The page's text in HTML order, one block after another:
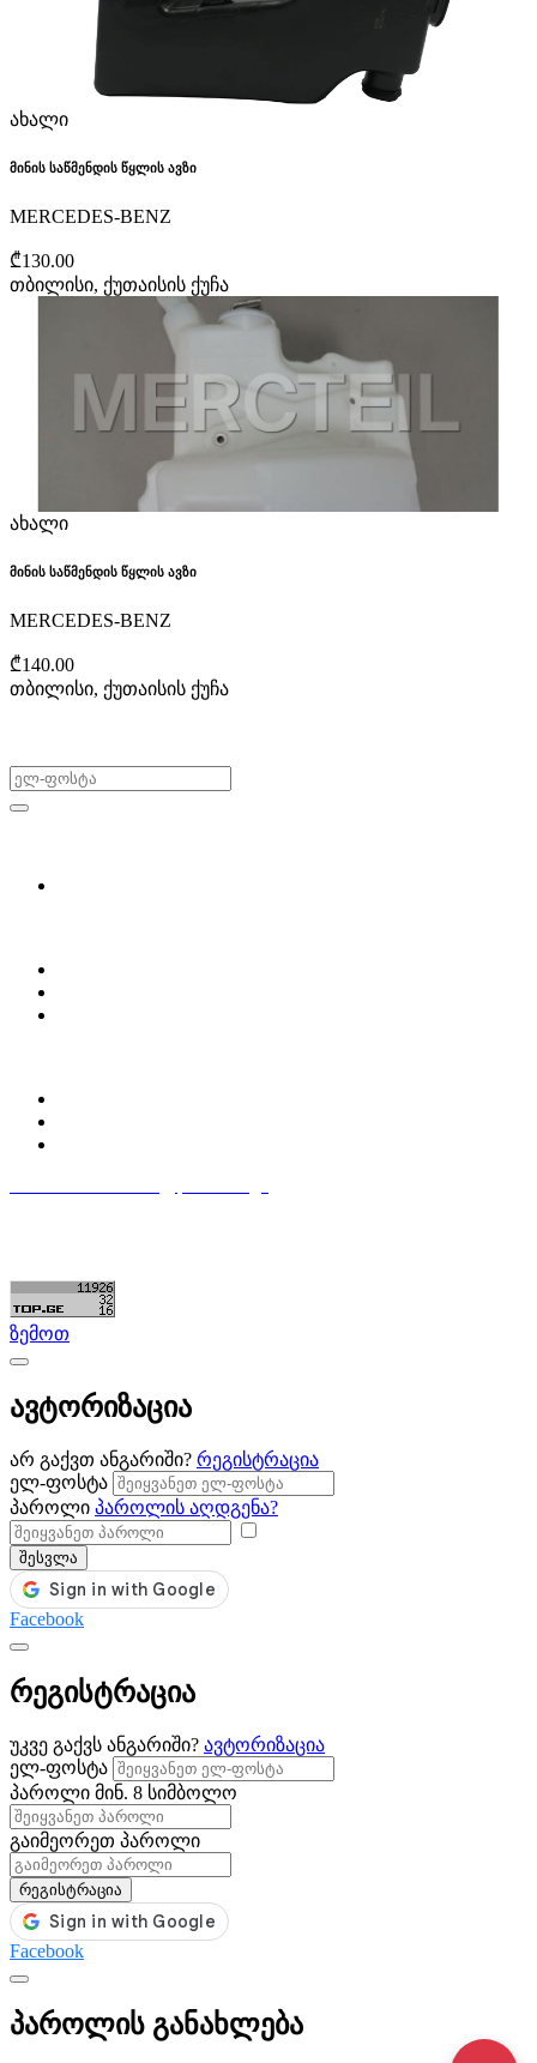
ახალი
მინის საწმენდის წყლის ავზი
MERCEDES-BENZ
₾130.00
თბილისი, ქუთაისის ქუჩა
ახალი
მინის საწმენდის წყლის ავზი
MERCEDES-BENZ
₾140.00
თბილისი, ქუთაისის ქუჩა
ზემოთ
ავტორიზაცია
არ გაქვთ ანგარიში? რეგისტრაცია
ელ-ფოსტა
პაროლი პაროლის აღდგენა?
შესვლა
Facebook
რეგისტრაცია
უკვე გაქვს ანგარიში? ავტორიზაცია
ელ-ფოსტა
პაროლი მინ. 8 სიმბოლო
გაიმეორეთ პაროლი
რეგისტრაცია
Facebook
პაროლის განახლება